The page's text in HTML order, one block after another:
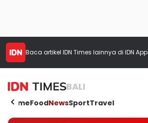
Baca artikel IDN Times lainnya di IDN App
BALI
HomeFoodNewsSportTravel